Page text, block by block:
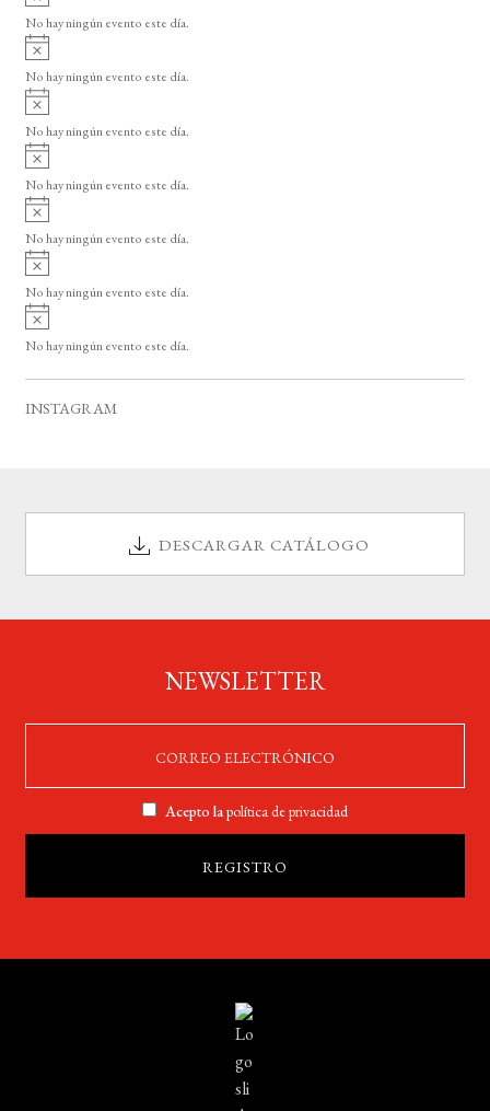
o
v
i
o
No hay ningún evento este día.
A
v
i
o
No hay ningún evento este día.
A
v
i
o
No hay ningún evento este día.
A
v
i
o
No hay ningún evento este día.
A
v
i
o
No hay ningún evento este día.
A
v
i
o
No hay ningún evento este día.
A
v
i
No hay ningún evento este día.
INSTAGRAM
DESCARGAR CATÁLOGO
NEWSLETTER
Acepto lapolítica de privacidad